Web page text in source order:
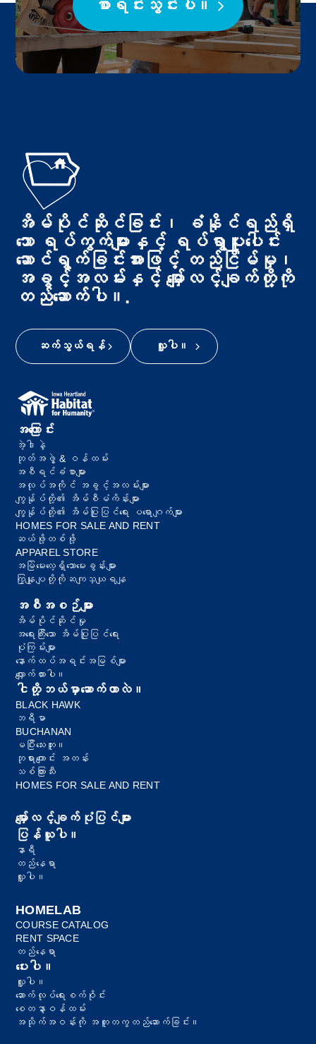
စာရင်းသွင်းပါ။
အိမ်ပိုင်ဆိုင်ခြင်း၊ ခံနိုင်ရည်ရှိ
သော ရပ်ကွက်များနှင့် ရပ်ရွာပူးပေါင်း
ဆောင်ရွက်ခြင်းအားဖြင့် တည်ငြိမ်မှု၊
အခွင့်အလမ်းနှင့် မျှော်လင့်ချက်တို့ကို
တည်ဆောက်ပါ။.
ဆက်သွယ်ရန် လှူပါ။
အကြောင်း
အဲ့ဒါနဲ့
ဘုတ်အဖွဲ့ & ဝန်ထမ်း
အစီရင်ခံစာများ
အလုပ်အကိုင် အခွင့်အလမ်းများ
ကျွန်ုပ်တို့၏ အိမ်စီမံကိန်းများ
ကျွန်ုပ်တို့၏ အိမ်ပြုပြင်ရေး ပရောဂျက်များ
HOMES FOR SALE AND RENT
ဆယ်ဖို့တစ်ဖို့
APPAREL STORE
အမြဲမေးလေ့ရှိသောမေးခွန်းများ
ကြှနျုပျတို့ကိုဆကျသှယျရနျ
အစီအစဉ်များ
အိမ်ပိုင်ဆိုင်မှု
အရေးကြီးသော အိမ်ပြုပြင်ရေး
ပုံကြမ်းများ
နောက်ထပ်အရင်းအမြစ်များ
လျှောက်ထားပါ။
ငါတို့ဘယ်မှာဆောက်တာလဲ။
BLACK HAWK
ဘရီမာ
BUCHANAN
မပြီးသေးဘူး။
ဘုရားကျောင်း အတန်း
သစ်ကြားသီး
HOMES FOR SALE AND RENT
မျှော်လင့်ချက်ပုံပြင်များ
ပြန်ယူပါ။
နာရီ
တည်နေရာ
လှူပါ။
HOMELAB
COURSE CATALOG
RENT SPACE
တည်နေရာ
ပေးပါ။
လှူပါ။
ဆောက်လုပ်ရေးစက်ဝိုင်း
စေတနာ့ဝန်ထမ်း
အသိုက်အဝန်းကို အတူတကွတည်ဆောက်ခြင်း။